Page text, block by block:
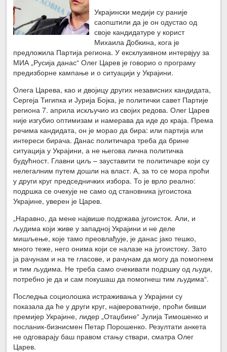
Украјински медији су раније
саопштили да је он одустао од
своје кандидатуре у корист
Михаила Добкина, кога је
предложила Партија региона. У ексклузивном интервјуу за
МИА „Русија данас“ Олег Царев је говорио о програму
предизборне кампање и о ситуацији у Украјини.
Олега Царева, као и двојицу других независних кандидата,
Сергеја Тигипка и Јурија Бојка, је политички савет Партије
региона 7. априла искључио из својих редова. Олег Царев
није изгубио оптимизам и намерава да иде до краја. Према
речима кандидата, он је морао да бира: или партија или
интереси бирача. Данас политичара треба да брине
ситуација у Украјини, а не његова лична политичка
будућност. Главни циљ – зауставити те политичаре који су
нелегалним путем дошли на власт. А, за то се мора проћи
у други круг председничких избора. То је врло реално:
подршка се очекује не само од становника југоистока
Украјине, уверен је Царев.
„Наравно, да мене највише подржава југоисток. Али, и
људима који живе у западној Украјини и не деле
мишљење, које тамо преовлађује, је данас јако тешко,
много теже, него онима који се налазе на југоистоку. Зато
ја рачунам и на те гласове, и рачунам да могу да помогнем
и тим људима. Не треба само очекивати подршку од људи,
потребно је да и сам покушаш да помогнеш тим људима“.
Последња социолошка истраживања у Украјини су
показала да ће у други круг, највероватније, проћи бивши
премијер Украјине, лидер „Отаџбине“ Јулија Тимошенко и
посланик-бизнисмен Петар Порошенко. Резултати анкета
не одговарају баш правом стању ствари, сматра Олег
Царев.